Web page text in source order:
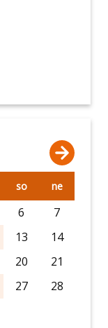
so ne
6
7
13
14
20
21
27
28